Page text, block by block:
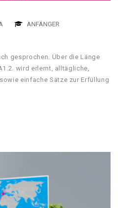
ANFÄNGER
gesprochen. Über die Länge
wird erlernt, alltägliche,
einfache Sätze zur Erfüllung